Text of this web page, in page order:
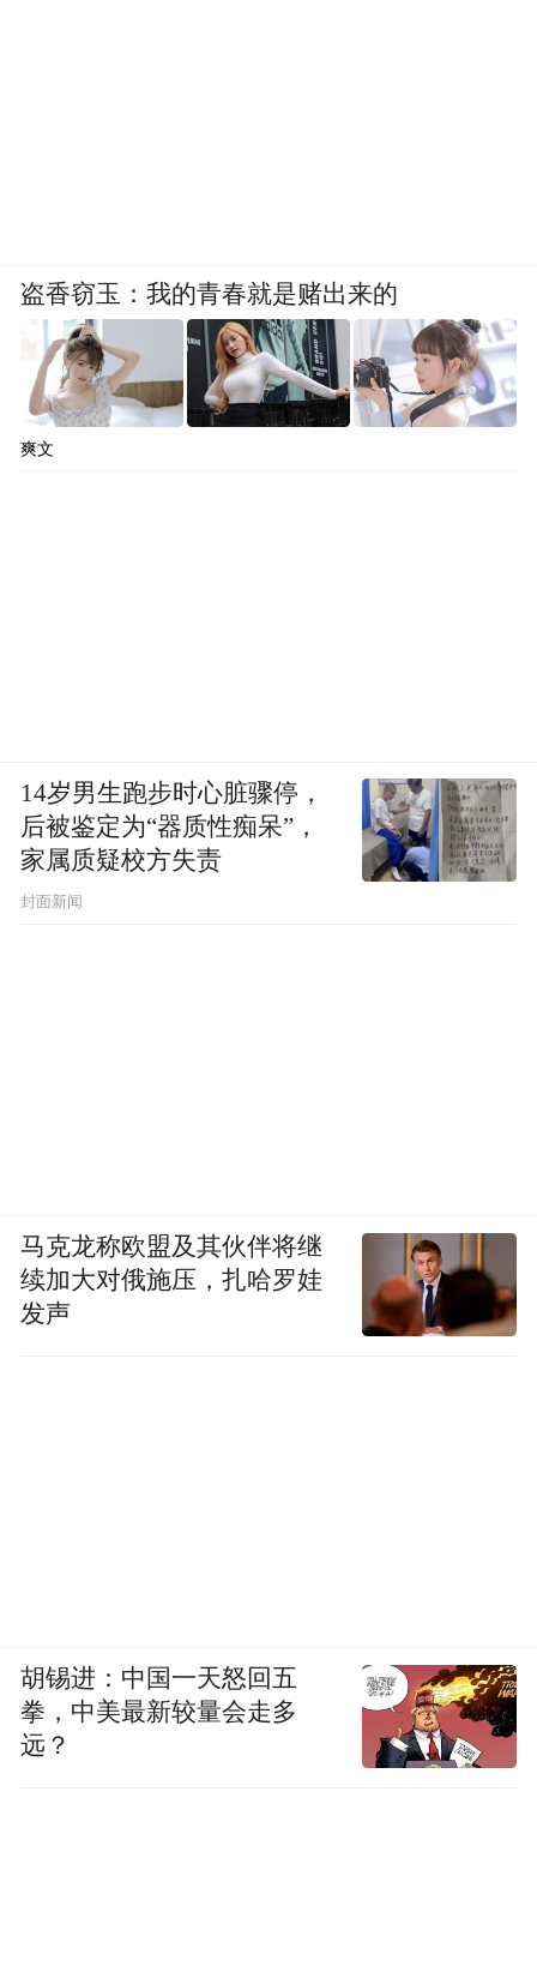
盗香窃玉：我的青春就是赌出来的
爽文
14岁男生跑步时心脏骤停，
后被鉴定为“器质性痴呆”，
家属质疑校方失责
封面新闻
马克龙称欧盟及其伙伴将继
续加大对俄施压，扎哈罗娃
发声
胡锡进：中国一天怒回五
拳，中美最新较量会走多
远？